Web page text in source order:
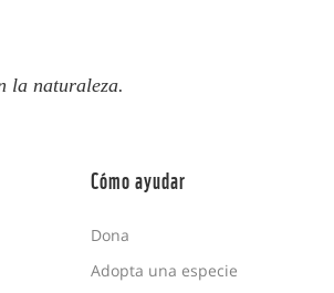
la naturaleza.
Cómo ayudar
Dona
Adopta una especie